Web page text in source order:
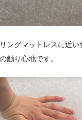
ングマットレスに近い
触り心地です。